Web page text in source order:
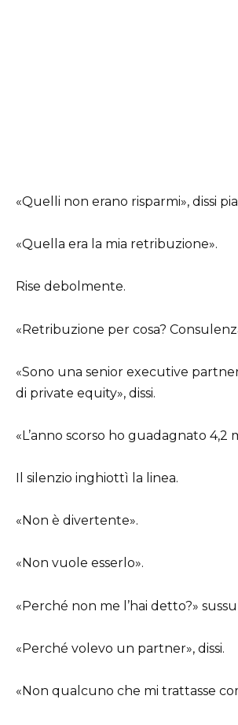
«Quelli non erano risparmi», dissi
«Quella era la mia retribuzione».
Rise debolmente.
«Retribuzione per cosa?
«Sono una senior executive
di private equity», dissi.
«L’anno scorso ho guadagnato 4,2
Il silenzio inghiottì la linea.
«Non è divertente».
«Non vuole esserlo».
«Perché non me l’hai detto?»
«Perché volevo un partner», dissi.
«Non qualcuno che mi trattasse